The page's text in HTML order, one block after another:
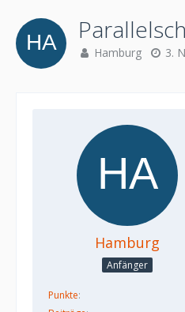
Hamburg 3.
Hamburg
Anfänger
Punkte